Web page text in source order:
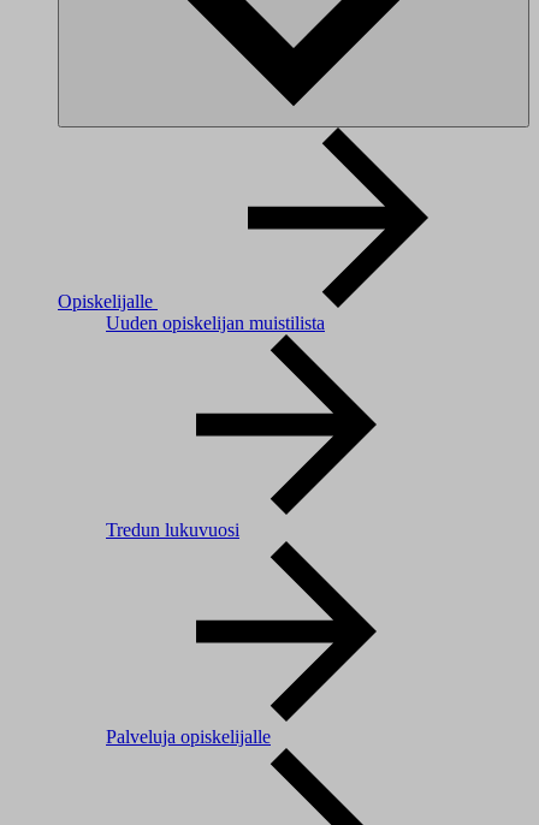
Opiskelijalle
Uuden opiskelijan muistilista
Tredun lukuvuosi
Palveluja opiskelijalle